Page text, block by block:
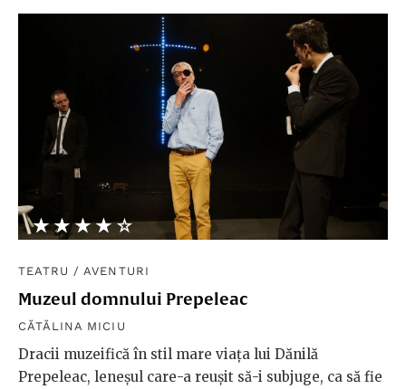
★★★★★
☆☆☆☆☆
TEATRU / AVENTURI
Muzeul domnului Prepeleac
CĂTĂLINA MICIU
Dracii muzeifică în stil mare viața lui Dănilă
Prepeleac, leneșul care-a reușit să-i subjuge, ca să fie